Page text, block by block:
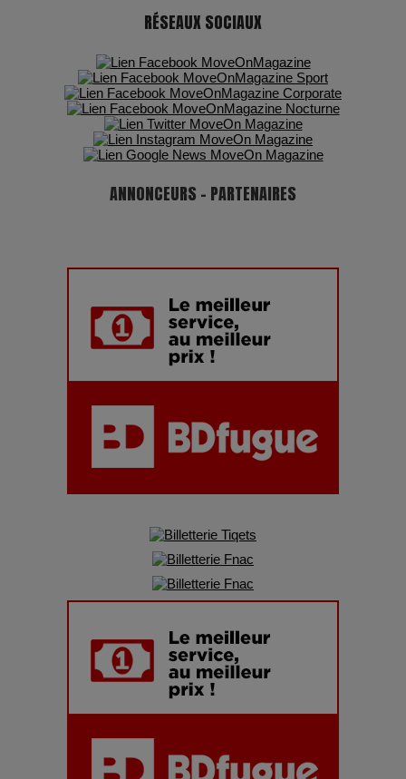
RÉSEAUX SOCIAUX
ANNONCEURS - PARTENAIRES